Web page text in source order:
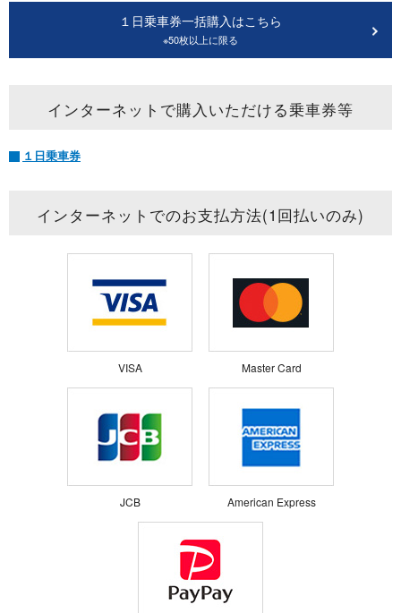
１日乗車券一括購入はこちら
※50枚以上に限る
インターネットで購入いただける乗車券等
１日乗車券
インターネットでのお支払方法(1回払いのみ)
VISA Master Card
JCB American Express